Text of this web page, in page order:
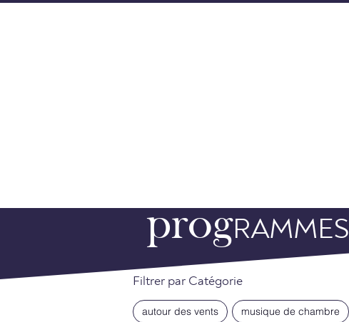
progRAMMES
Filtrer par Catégorie
autour des vents musique de chambre